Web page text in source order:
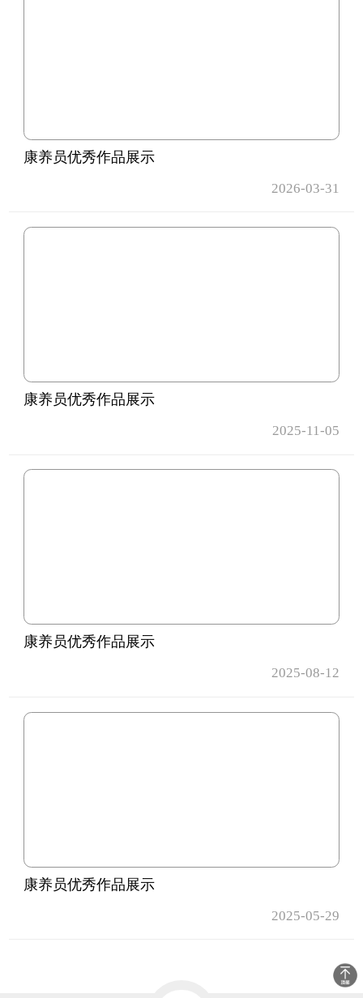
康养员优秀作品展示
2026-03-31
康养员优秀作品展示
2025-11-05
康养员优秀作品展示
2025-08-12
康养员优秀作品展示
2025-05-29